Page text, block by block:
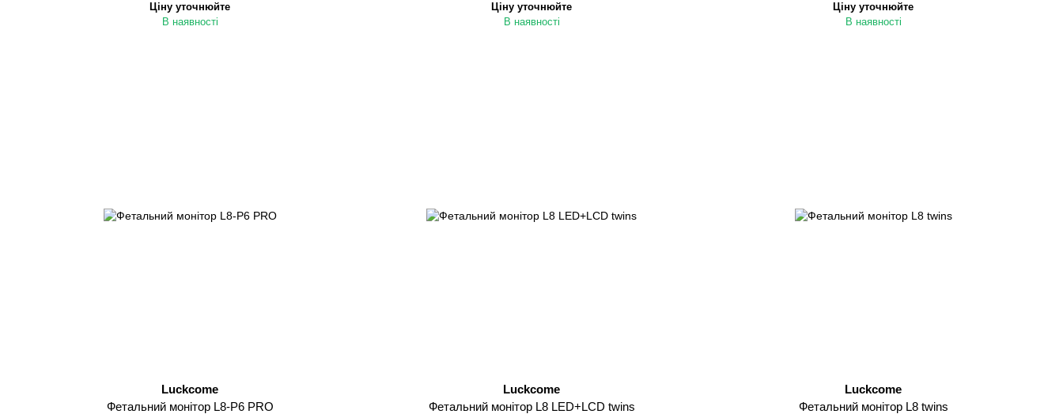
Ціну уточнюйте
В наявності
Ціну уточнюйте
В наявності
Ціну уточнюйте
В наявності
Luckcome
Фетальний монітор L8-P6 PRO
Luckcome
Фетальний монітор L8 LED+LCD twins
Luckcome
Фетальний монітор L8 twins